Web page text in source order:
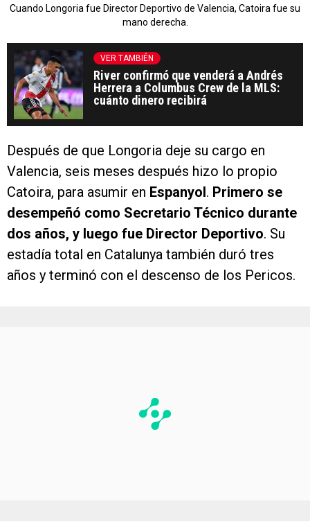
Cuando Longoria fue Director Deportivo de Valencia, Catoira fue su
mano derecha.
VER TAMBIÉN
River confirmó que venderá a Andrés
Herrera a Columbus Crew de la MLS:
cuánto dinero recibirá
Después de que Longoria deje su cargo en
Valencia, seis meses después hizo lo propio
Catoira, para asumir en Espanyol. Primero se
desempeñó como Secretario Técnico durante
dos años, y luego fue Director Deportivo. Su
estadía total en Catalunya también duró tres
años y terminó con el descenso de los Pericos.